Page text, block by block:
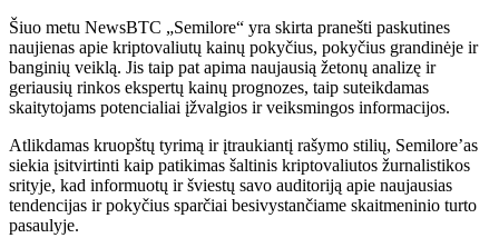
Šiuo metu NewsBTC „Semilore“ yra skirta pranešti paskutines
naujienas apie kriptovaliutų kainų pokyčius, pokyčius grandinėje ir
banginių veiklą. Jis taip pat apima naujausią žetonų analizę ir
geriausių rinkos ekspertų kainų prognozes, taip suteikdamas
skaitytojams potencialiai įžvalgios ir veiksmingos informacijos.
Atlikdamas kruopštų tyrimą ir įtraukiantį rašymo stilių, Semilore’as
siekia įsitvirtinti kaip patikimas šaltinis kriptovaliutos žurnalistikos
srityje, kad informuotų ir šviestų savo auditoriją apie naujausias
tendencijas ir pokyčius sparčiai besivystančiame skaitmeninio turto
pasaulyje.